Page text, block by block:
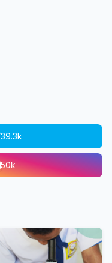
39.3k
50k